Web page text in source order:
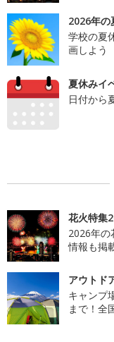
2026年の
学校の夏
画しよう
夏休みイ
日付から
花火特集
2026年の
情報も掲
アウトド
キャンプ
まで！全